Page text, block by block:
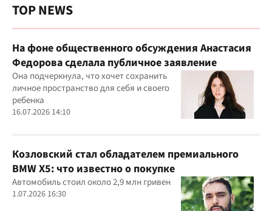
TOP NEWS
На фоне общественного обсуждения Анастасия
Федорова сделала публичное заявление
Она подчеркнула, что хочет сохранить
личное пространство для себя и своего
ребенка
16.07.2026 14:10
Козловский стал обладателем премиального
BMW X5: что известно о покупке
Автомобиль стоил около 2,9 млн гривен
1.07.2026 16:30